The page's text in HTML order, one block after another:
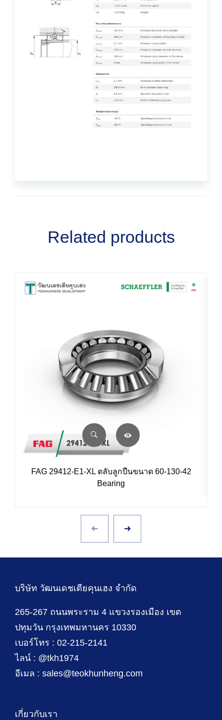
Related products
FAG 29412-E1-XL ตลับลูกปืนขนาด 60-130-42
Bearing
บริษัท วัฒนเดชเตียคุนเฮง จำกัด
265-267 ถนนพระราม 4 แขวงรองเมือง เขต
ปทุมวัน กรุงเทพมหานคร 10330
เบอร์โทร : 02-215-2141
ไลน์ : @tkh1974
อีเมล : sales@teokhunheng.com
เกี่ยวกับเรา